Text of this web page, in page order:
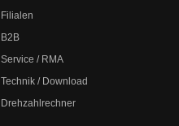
Filialen
B2B
Service / RMA
Technik / Download
Drehzahlrechner